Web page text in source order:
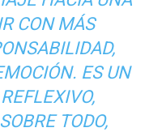
CON MÁS
ES UN
TODO,